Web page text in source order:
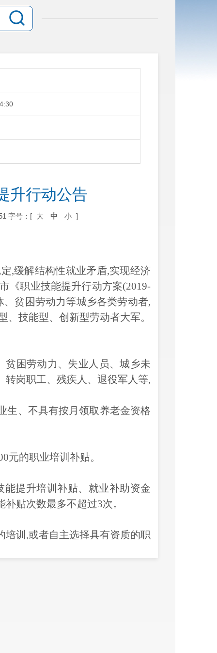
升行动公告
字号：[ 大 中 小 ]
,缓解结构性就业矛盾,实现经济
《职业技能提升行动方案(2019-
、贫困劳动力等城乡各类劳动者,
技能型、创新型劳动者大军。
贫困劳动力、失业人员、城乡未
岗职工、残疾人、退役军人等,
生、不具有按月领取养老金资格
元的职业培训补贴。
提升培训补贴、就业补助资金
补贴次数最多不超过3次。
培训 ,或者自主选择具有资质的职